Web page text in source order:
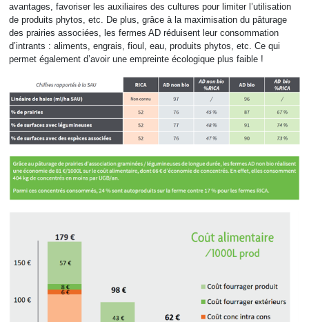
avantages, favoriser les auxiliaires des cultures pour limiter l’utilisation
de produits phytos, etc. De plus, grâce à la maximisation du pâturage
des prairies associées, les fermes AD réduisent leur consommation
d’intrants : aliments, engrais, fioul, eau, produits phytos, etc. Ce qui
permet également d’avoir une empreinte écologique plus faible !